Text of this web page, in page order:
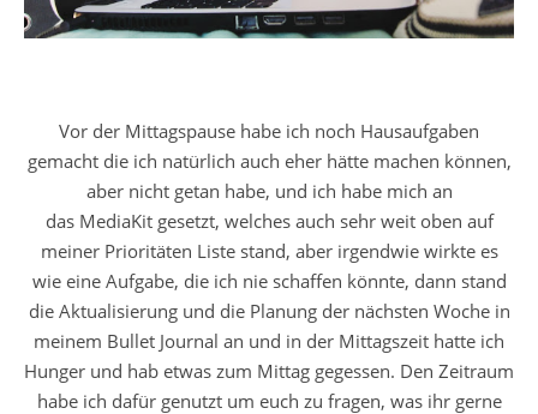
Vor der Mittagspause habe ich noch Hausaufgaben
gemacht die ich natürlich auch eher hätte machen können,
aber nicht getan habe, und ich habe mich an
das MediaKit gesetzt, welches auch sehr weit oben auf
meiner Prioritäten Liste stand, aber irgendwie wirkte es
wie eine Aufgabe, die ich nie schaffen könnte, dann stand
die Aktualisierung und die Planung der nächsten Woche in
meinem Bullet Journal an und in der Mittagszeit hatte ich
Hunger und hab etwas zum Mittag gegessen. Den Zeitraum
habe ich dafür genutzt um euch zu fragen, was ihr gerne